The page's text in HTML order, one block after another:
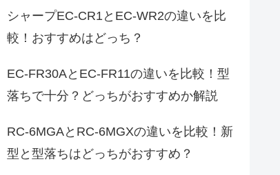
シャープEC-CR1とEC-WR2の違いを比
較！おすすめはどっち？
EC-FR30AとEC-FR11の違いを比較！型
落ちで十分？どっちがおすすめか解説
RC-6MGAとRC-6MGXの違いを比較！新
型と型落ちはどっちがおすすめ？